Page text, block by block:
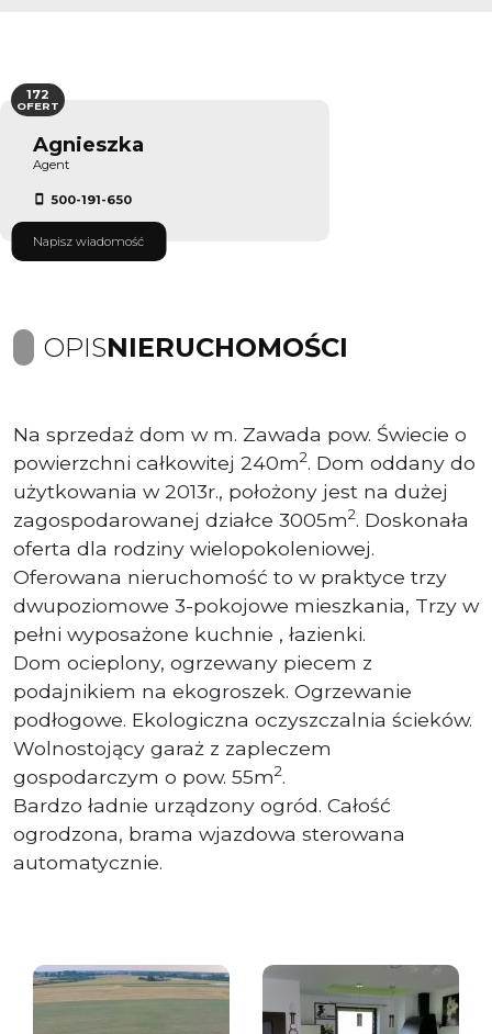
Agnieszka
Agent
500-191-650
Napisz wiadomość
172
OFERT
OPISNIERUCHOMOŚCI
Na sprzedaż dom w m. Zawada pow. Świecie o
powierzchni całkowitej 240m2. Dom oddany do
użytkowania w 2013r., położony jest na dużej
zagospodarowanej działce 3005m2. Doskonała
oferta dla rodziny wielopokoleniowej.
Oferowana nieruchomość to w praktyce trzy
dwupoziomowe 3-pokojowe mieszkania, Trzy w
pełni wyposażone kuchnie , łazienki.
Dom ocieplony, ogrzewany piecem z
podajnikiem na ekogroszek. Ogrzewanie
podłogowe. Ekologiczna oczyszczalnia ścieków.
Wolnostojący garaż z zapleczem
gospodarczym o pow. 55m2.
Bardzo ładnie urządzony ogród. Całość
ogrodzona, brama wjazdowa sterowana
automatycznie.